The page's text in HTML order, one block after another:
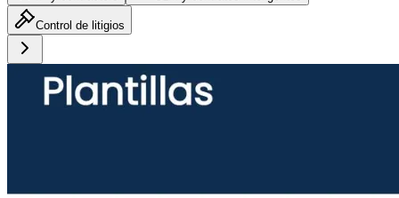
Control de litigios